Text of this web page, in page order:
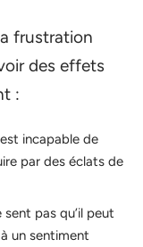
frustration
des effets
:
incapable de
par des éclats de
sent pas qu’il peut
un sentiment